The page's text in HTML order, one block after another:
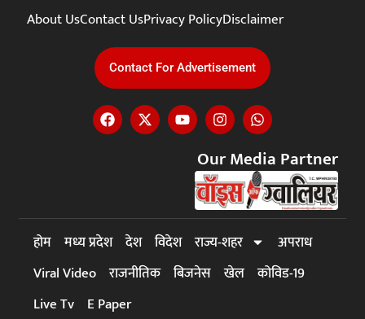
About UsContact UsPrivacy PolicyDisclaimer
Contact For Advertisement
Our Media Partner
होम मध्य प्रदेश देश विदेश राज्य-शहर
अपराध
Viral Video राजनीतिक बिजनेस खेल कोविड-19
Live Tv
E Paper